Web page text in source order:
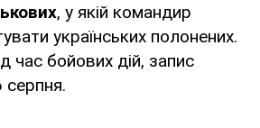
, у якій командир
українських полонених.
час бойових дій, запис